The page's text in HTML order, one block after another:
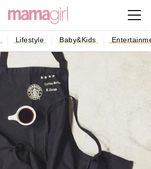
Lifestyle Baby&Kids